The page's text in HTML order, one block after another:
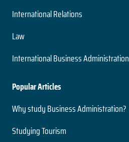
International Relations
Law
International Business Administration
Popular Articles
Why study Business Administration?
Studying Tourism